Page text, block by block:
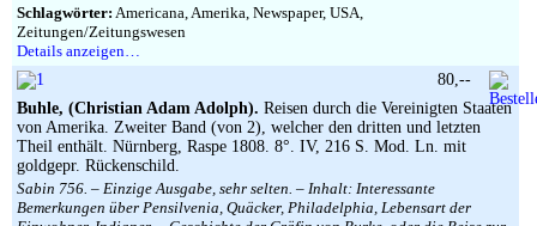
Schlagwörter: Americana, Amerika, Newspaper, USA,
Zeitungen/Zeitungswesen
Details anzeigen…
Buhle, (Christian Adam Adolph). Reisen durch die Vereinigten Staaten
von Amerika. Zweiter Band (von 2), welcher den dritten und letzten
Theil enthält. Nürnberg, Raspe 1808. 8°. IV, 216 S. Mod. Ln. mit
goldgepr. Rückenschild.
Sabin 756. – Einzige Ausgabe, sehr selten. – Inhalt: Interessante
Bemerkungen über Pensilvenia, Quäcker, Philadelphia, Lebensart der
80,--